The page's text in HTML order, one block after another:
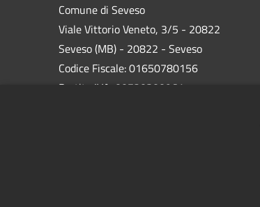
Comune di Seveso
Viale Vittorio Veneto, 3/5 - 20822
Seveso (MB) - 20822 - Seveso
Codice Fiscale: 01650780156
Partita IVA: 00720300961